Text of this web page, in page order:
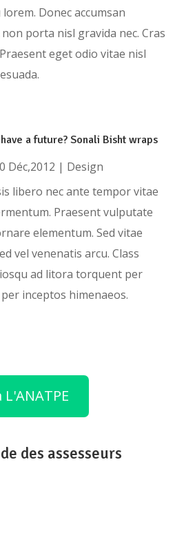
Donec accumsan
porta nisl gravida nec. Cras
eget odio vitae nisl
a future? Sonali Bisht wraps
Déc,2012 | Design
libero nec ante tempor vitae
Praesent vulputate
elementum. Sed vitae
vel venenatis arcu. Class
ad litora torquent per
inceptos himenaeos.
des assesseurs